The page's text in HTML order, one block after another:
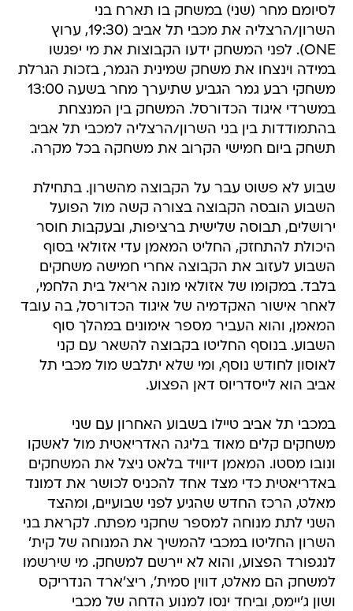
לסיומם מחר (שני) במשחק בו תארח בני
השרון/הרצליה את מכבי תל אביב (19:30, ערוץ
ONE). לפני המשחק ידעו הקבוצות את מי יפגשו
במידה וינצחו את משחק שמינית הגמר, בזכות הגרלת
משחקי רבע גמר הגביע שתיערך מחר בשעה 13:00
במשרדי איגוד הכדורסל. המשחק בין המנצחת
בהתמודדות בין בני השרון/הרצליה למכבי תל אביב
תשחק ביום חמישי הקרוב את משחקה בכל מקרה.
שבוע לא פשוט עבר על הקבוצה מהשרון. בתחילת
השבוע הובסה הקבוצה בצורה קשה מול הפועל
ירושלים, תבוסה שלישית ברציפות, ובעקבות חוסר
היכולת להתחזק, החליט המאמן עדי אזולאי בסוף
השבוע לעזוב את הקבוצה אחרי חמישה משחקים
בלבד. במקומו של אזולאי מונה אריאל בית הלחמי,
לאחר אישור האקדמיה של איגוד הכדורסל, בה עובד
המאמן, והוא העביר מספר אימונים במהלך סוף
השבוע. בנוסף החליטו בקבוצה להשאר עם קני
לאוסון לחודש נוסף, ומי שלא יתלבש מול מכבי תל
אביב הוא לייסדריוס דאן הפצוע.
במכבי תל אביב טיילו בשבוע האחרון עם שני
משחקים קלים מאוד בליגה האדריאטית מול לאשקו
ונובו מסטו. המאמן דיוויד בלאט ניצל את המשחקים
באדריאטית כדי מצד אחד להכניס לכושר את דמונד
מאלט, הרכז החדש שהגיע לפני שבועיים, ומהצד
השני לתת מנוחה למספר שחקני מפתח. לקראת בני
השרון החליטו במכבי להמשיך את המנוחה של קית'
לנגפורד הפצוע, והוא לא יירשם למשחק. מי שירשמו
למשחק הם מאלט, דווין סמית', ריצ'ארד הנדריקס
ושון ג'יימס, וביחד ינסו למנוע הדחה של מכבי